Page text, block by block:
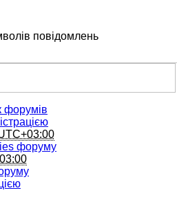
повідомлень
форумів
форуму